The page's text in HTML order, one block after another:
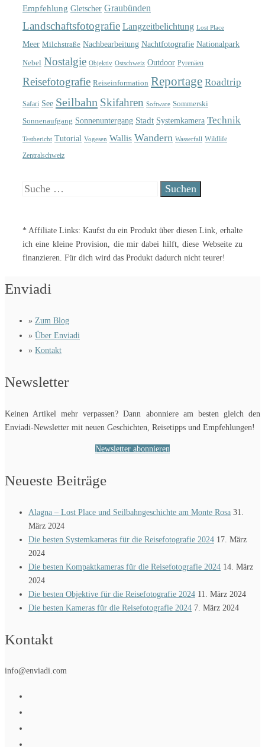
Empfehlung Gletscher Graubünden
Landschaftsfotografie Langzeitbelichtung Lost Place
Meer Milchstraße Nachbearbeitung Nachtfotografie Nationalpark
Nebel Nostalgie Objektiv Ostschweiz Outdoor Pyrenäen
Reisefotografie Reiseinformation Reportage Roadtrip
Safari See Seilbahn Skifahren Software Sommerski
Sonnenaufgang Sonnenuntergang Stadt Systemkamera Technik
Testbericht Tutorial Vogesen Wallis Wandern Wasserfall Wildlife
Zentralschweiz
Suche
* Affiliate Links: Kaufst du ein Produkt über diesen Link, erhalte
ich eine kleine Provision, die mir dabei hilft, diese Webseite zu
finanzieren. Für dich wird das Produkt dadurch nicht teurer!
Enviadi
» Zum Blog
» Über Enviadi
» Kontakt
Newsletter
Keinen Artikel mehr verpassen? Dann abonniere am besten gleich den
Enviadi-Newsletter mit neuen Geschichten, Reisetipps und Empfehlungen!
Newsletter abonnieren
Neueste Beiträge
Alagna – Lost Place und Seilbahngeschichte am Monte Rosa 31.
März 2024
Die besten Systemkameras für die Reisefotografie 2024 17. März
2024
Die besten Kompaktkameras für die Reisefotografie 2024 14. März
2024
Die besten Objektive für die Reisefotografie 2024 11. März 2024
Die besten Kameras für die Reisefotografie 2024 7. März 2024
Kontakt
info@enviadi.com